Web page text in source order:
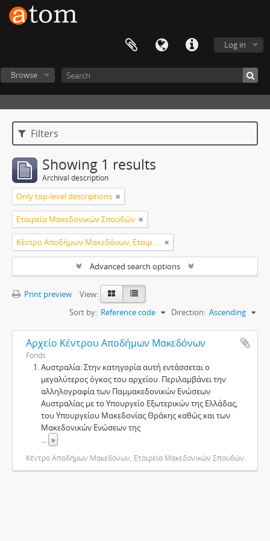
Log in
Browse
Filters
Showing 1 results
Archival description
Only top-level descriptions
Εταιρεία Μακεδονικών Σπουδών
Κέντρο Αποδήμων Μακεδόνων, Εταιρεία Μακεδονικών Σπουδών.
Advanced search options
Print preview
View:
Sort by: Reference code Direction: Ascending
Αρχείο Κέντρου Αποδήμων Μακεδόνων
Fonds
Αυστραλία: Στην κατηγορία αυτή εντάσσεται ο
μεγαλύτερος όγκος του αρχείου. Περιλαμβάνει την
αλληλογραφία των Παμμακεδονικών Ενώσεων
Αυστραλίας με το Υπουργείο Εξωτερικών της Ελλάδας,
του Υπουργείου Μακεδονίας Θράκης καθώς και των
Μακεδονικών Ενώσεων της
... »
Κέντρο Αποδήμων Μακεδόνων, Εταιρεία Μακεδονικών Σπουδών.